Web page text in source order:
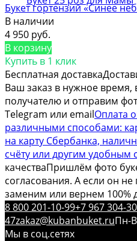
Букет гортензий «Синее
В наличии
4 950 руб.
В корзину
Купить в 1 клик
Бесплатная доставка
Ваш заказ в нужное время,
получателю и отправим
Telegram или emailОплата
различными способами:
на карту Сбербанка,
счёту или другим удобным
качестваПришлём фото
согласования. А если он
заменим или вернем 100%
8 800 201-10-99+7 967 304-
47zakaz@kubanbuket.ruПн-
Мы в соц.сетях